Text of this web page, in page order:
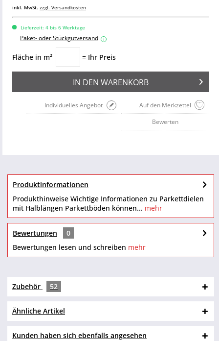
inkl. MwSt. zzgl. Versandkosten
Lieferzeit: 4 bis 6 Werktage
Paket- oder Stückgutversand i
Fläche in m² = Ihr Preis
IN DEN WARENKORB
Auf den Merkzettel
Individuelles Angebot
Bewerten
Produktinformationen
Produkthinweise Wichtige Informationen zu Parkettdielen
mit Halblängen Parkettböden können... mehr
Bewertungen
0
Bewertungen lesen und schreiben mehr
Zubehör 52
Ähnliche Artikel
Kunden haben sich ebenfalls angesehen